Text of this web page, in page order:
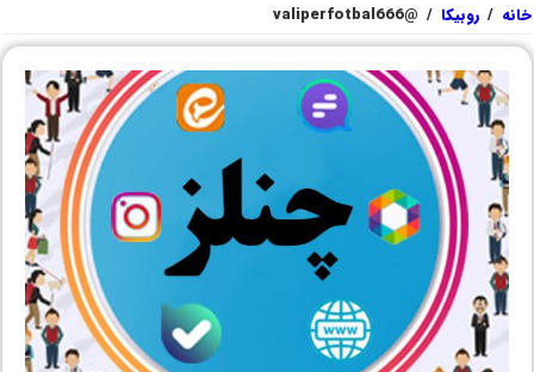
خانه / روبیکا /
@valiperfotbal666